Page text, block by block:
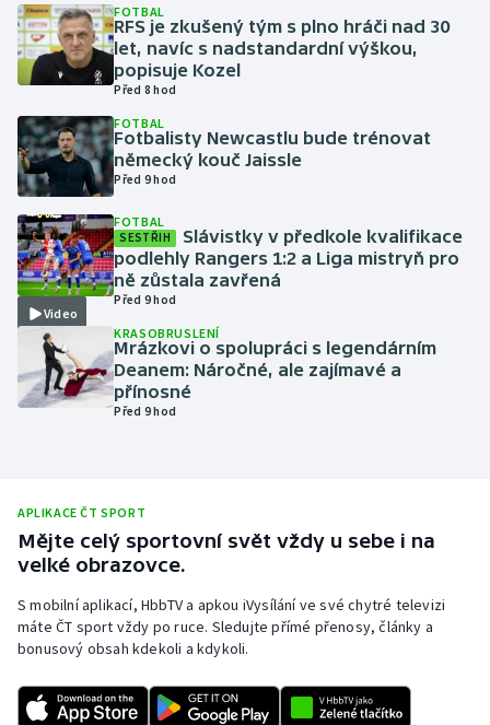
Krasobruslení
Lezení
Lyže a snowboard
Moderní pětiboj
Motorsport
Olympijské hry
Parasport
Plavání
Ragby
Rychlobruslení
Rychlostní kanoistika
Short track
Sportovní střelba
FOTBAL
RFS je zkušený tým s plno hráči nad 30
let, navíc s nadstandardní výškou,
popisuje Kozel
Před 8 hod
FOTBAL
Fotbalisty Newcastlu bude trénovat
německý kouč Jaissle
Před 9 hod
Video
FOTBAL
SESTŘIH
Slávistky v předkole kvalifikace
podlehly Rangers 1:2 a Liga mistryň pro
ně zůstala zavřená
Před 9 hod
KRASOBRUSLENÍ
Mrázkovi o spolupráci s legendárním
Deanem: Náročné, ale zajímavé a
přínosné
Před 9 hod
APLIKACE ČT SPORT
Mějte celý sportovní svět vždy u sebe i na
velké obrazovce.
S mobilní aplikací, HbbTV a apkou iVysílání ve své chytré televizi
máte ČT sport vždy po ruce. Sledujte přímé přenosy, články a
bonusový obsah kdekoli a kdykoli.